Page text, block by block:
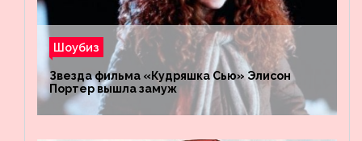
Шоубиз
Звезда фильма «Кудряшка Сью» Элисон
Портер вышла замуж